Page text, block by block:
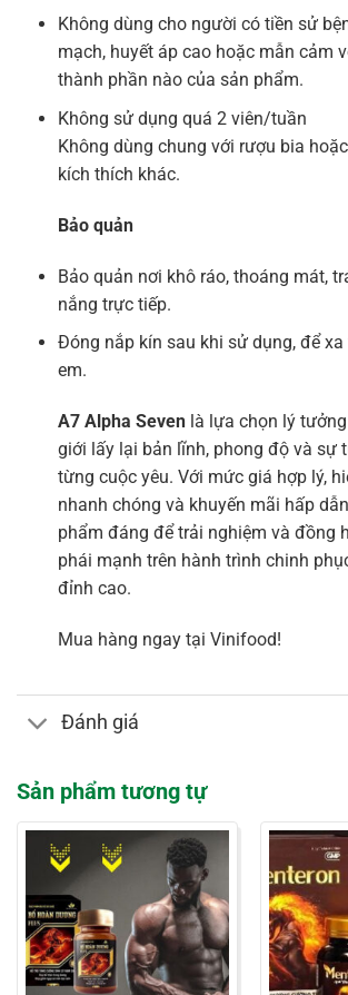
Không dùng cho người có tiền sử
mạch, huyết áp cao hoặc mẫn cảm
thành phần nào của sản phẩm.
Không sử dụng quá 2 viên/tuần
Không dùng chung với rượu bia
kích thích khác.
Bảo quản
Bảo quản nơi khô ráo, thoáng mát,
nắng trực tiếp.
Đóng nắp kín sau khi sử dụng, để
em.
A7 Alpha Sevenlà lựa chọn lý
giới lấy lại bản lĩnh, phong độ và sự
từng cuộc yêu. Với mức giá hợp lý,
nhanh chóng và khuyến mãi hấp
phẩm đáng để trải nghiệm và đồng
phái mạnh trên hành trình chinh
đỉnh cao.
Mua hàng ngay tại Vinifood!
Đánh giá
Sản phẩm tương tự